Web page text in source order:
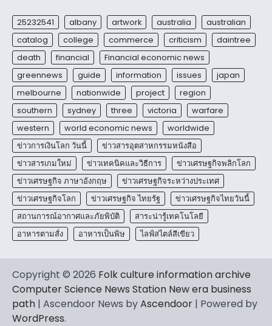
25232541 albany artwork australia
australian
catalog
college commerce criticism
daintree
death
financial
Financial economic news
greennews
guide information issues
japan
melbourne
nationwide project
region
southern
sydney three victoria
warfare
western
world economic news
worldwide
ข่าวการเงินโลก วันนี้
ข่าวสารอุตสาหกรรมหนังสือ
ข่าวสารเกมใหม่
ข่าวเทคนิคและวิธีการ
ข่าวเศรษฐกิจพลิกโลก
ข่าวเศรษฐกิจ ภาษาอังกฤษ
ข่าวเศรษฐกิจระหว่างประเทศ
ข่าวเศรษฐกิจโลก
ข่าวเศรษฐกิจ ไทยรัฐ
ข่าวเศรษฐกิจไทยวันนี้
สถานการณ์อากาศและภัยพิบัติ
สาระน่ารู้เทคโนโลยี
อาหารตามสั่ง
อาหารเป็นพิษ ไลฟ์สไตล์สีเขียว
Copyright © 2026 Folk culture information archive
Computer Science News Station New era business
path | Ascendoor News byAscendoor | Powered by
WordPress.